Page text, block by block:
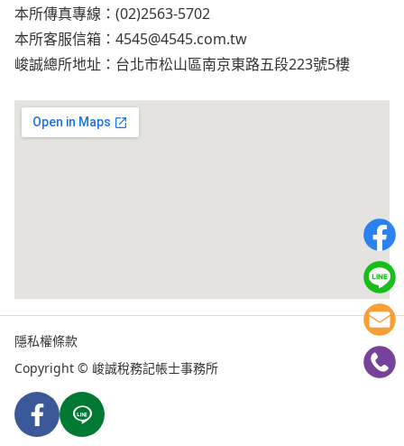
本所傳真專線：(02)2563-5702
本所客服信箱： 4545@4545.com.tw
峻誠總所地址：台北市松山區南京東路五段223號5樓
隱私權條款
Copyright © 峻誠稅務記帳士事務所
Facebook
Line